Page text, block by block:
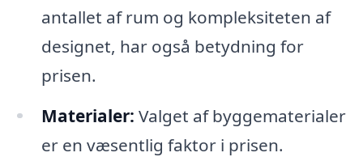
antallet af rum og kompleksiteten af
designet, har også betydning for
prisen.
Materialer: Valget af byggematerialer
er en væsentlig faktor i prisen.